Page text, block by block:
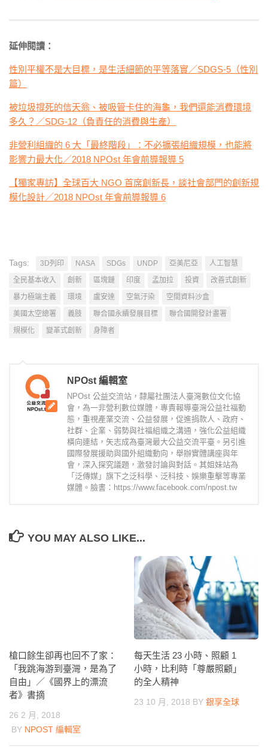
延伸閱讀：
性別平權不是大目標，是生活細節的平等落實／SDGS-5（性別
篇）
被垃圾撐死的信天翁、被吸管卡住的海龜，我們還能消費環境
多久？／SDG-12（負責任的消費與生產）
非營利組織的 6 大「最終階段」：不必擴張組織規模，也能將
影響力最大化／2018 NPOst 年會前導報導 5
【獨家專訪】全球百大 NGO 首席創新長，談社會部門的創新規
模化設計／2018 NPOst 年會前導報導 6
Tags: 3D列印 NASA SDGs UNDP 亞美尼亞
人工智慧
全民基本收入
創新 區塊鏈 印度 孟加拉 投資
改善式創新
暴力極端主義
環境 盧安達 空氣汙染
空間資料沙盒
美國太空總署
義肢 聯合國永續發展目標
聯合國開發計畫署
規模化
變革式創新 身障者
NPOst 編輯室
NPOst 公益交流站，隸屬社團法人臺灣數位文化協
會，為一非營利數位媒體，專責報導臺灣公益社福動
態，重視產業交流、公益發展，促進捐款人、政府、
社群、企業、弱勢與社福組織之溝通，強化公益組織
橫向連結，矢志成為臺灣最大公益交流平臺。另引進
國際發展援助與國外組織動向，舉辦實體講座與年
會，深入探究議題，激發討論與對話。其姐妹站為
「泛傳媒」旗下之泛科學、泛科技、娛樂重擊等專業
媒體。臉書：https://www.facebook.com/npost.tw
YOU MAY ALSO LIKE...
槍口餘生卻再也回不了家：
「我跳海游到臺灣，是為了
自由」／《國界上的漂流
者》書摘
26 2 月, 2018
BY NPOST 編輯室
每天生活 23 小時、照顧 1
小時，比利時「尊嚴照顧」
的全人精神
23 10 月, 2018 BY 銀享全球